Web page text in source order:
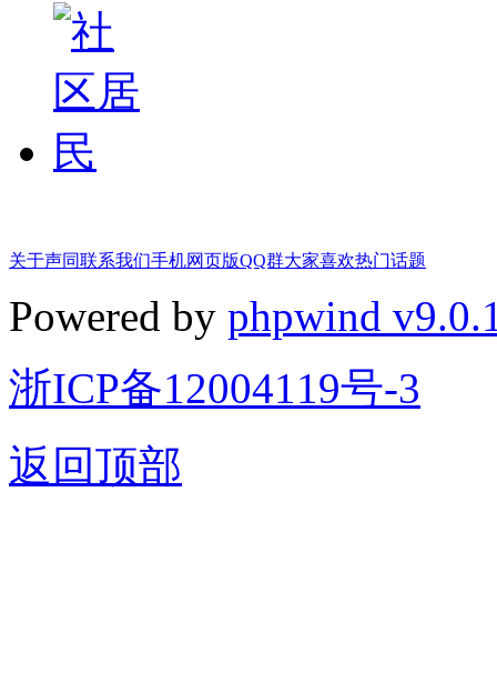
关于声同联系我们手机网页版QQ群大家喜欢热门话题
Powered by phpwind
浙ICP备12004119号-3
返回顶部